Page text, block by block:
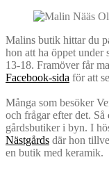
Malins butik hittar du
hon att ha öppet under
13-18. Framöver får
Facebook-sida för att
Många som besöker
och frågar efter det.
gårdsbutiker i byn. I
Nästgårds där hon
en butik med keramik.